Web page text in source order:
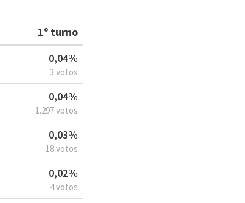
1º turno
0,04%
3 votos
0,04%
1.297 votos
0,03%
18 votos
0,02%
4 votos